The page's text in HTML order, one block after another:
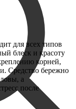
для всех типов
блеск и красоту
корней,
Средство бережно
а
после